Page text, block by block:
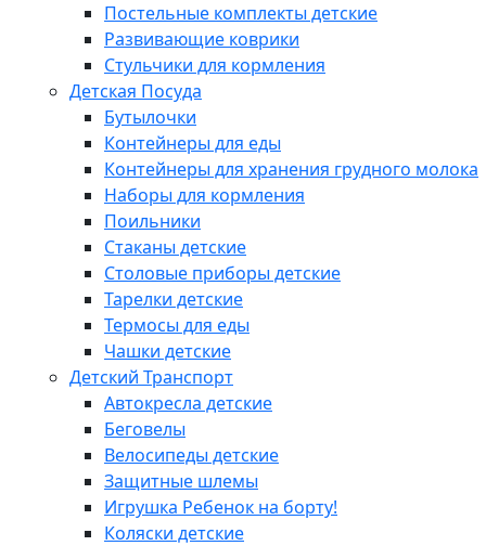
Постельные комплекты детские
Развивающие коврики
Стульчики для кормления
Детская Посуда
Бутылочки
Контейнеры для еды
Контейнеры для хранения грудного молока
Наборы для кормления
Поильники
Стаканы детские
Столовые приборы детские
Тарелки детские
Термосы для еды
Чашки детские
Детский Транспорт
Автокресла детские
Беговелы
Велосипеды детские
Защитные шлемы
Игрушка Ребенок на борту!
Коляски детские